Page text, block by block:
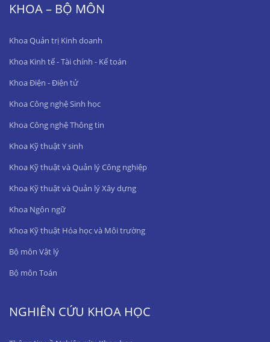
KHOA – BỘ MÔN
Khoa Quản trị Kinh doanh
Khoa Kinh tế - Tài chính - Kế toán
Khoa Điện - Điện tử
Khoa Công nghệ Sinh học
Khoa Công nghệ Thông tin
Khoa Kỹ thuật Y sinh
Khoa Kỹ thuật và Quản lý Công nghiệp
Khoa Kỹ thuật và Quản lý Xây dựng
Khoa Ngôn ngữ
Khoa Kỹ thuật Hóa học và Môi trường
Bộ môn Vật lý
Bộ môn Toán
NGHIÊN CỨU KHOA HỌC